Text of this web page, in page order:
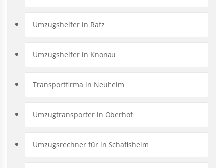
Umzugshelfer in Rafz
Umzugshelfer in Knonau
Transportfirma in Neuheim
Umzugtransporter in Oberhof
Umzugsrechner für in Schafisheim